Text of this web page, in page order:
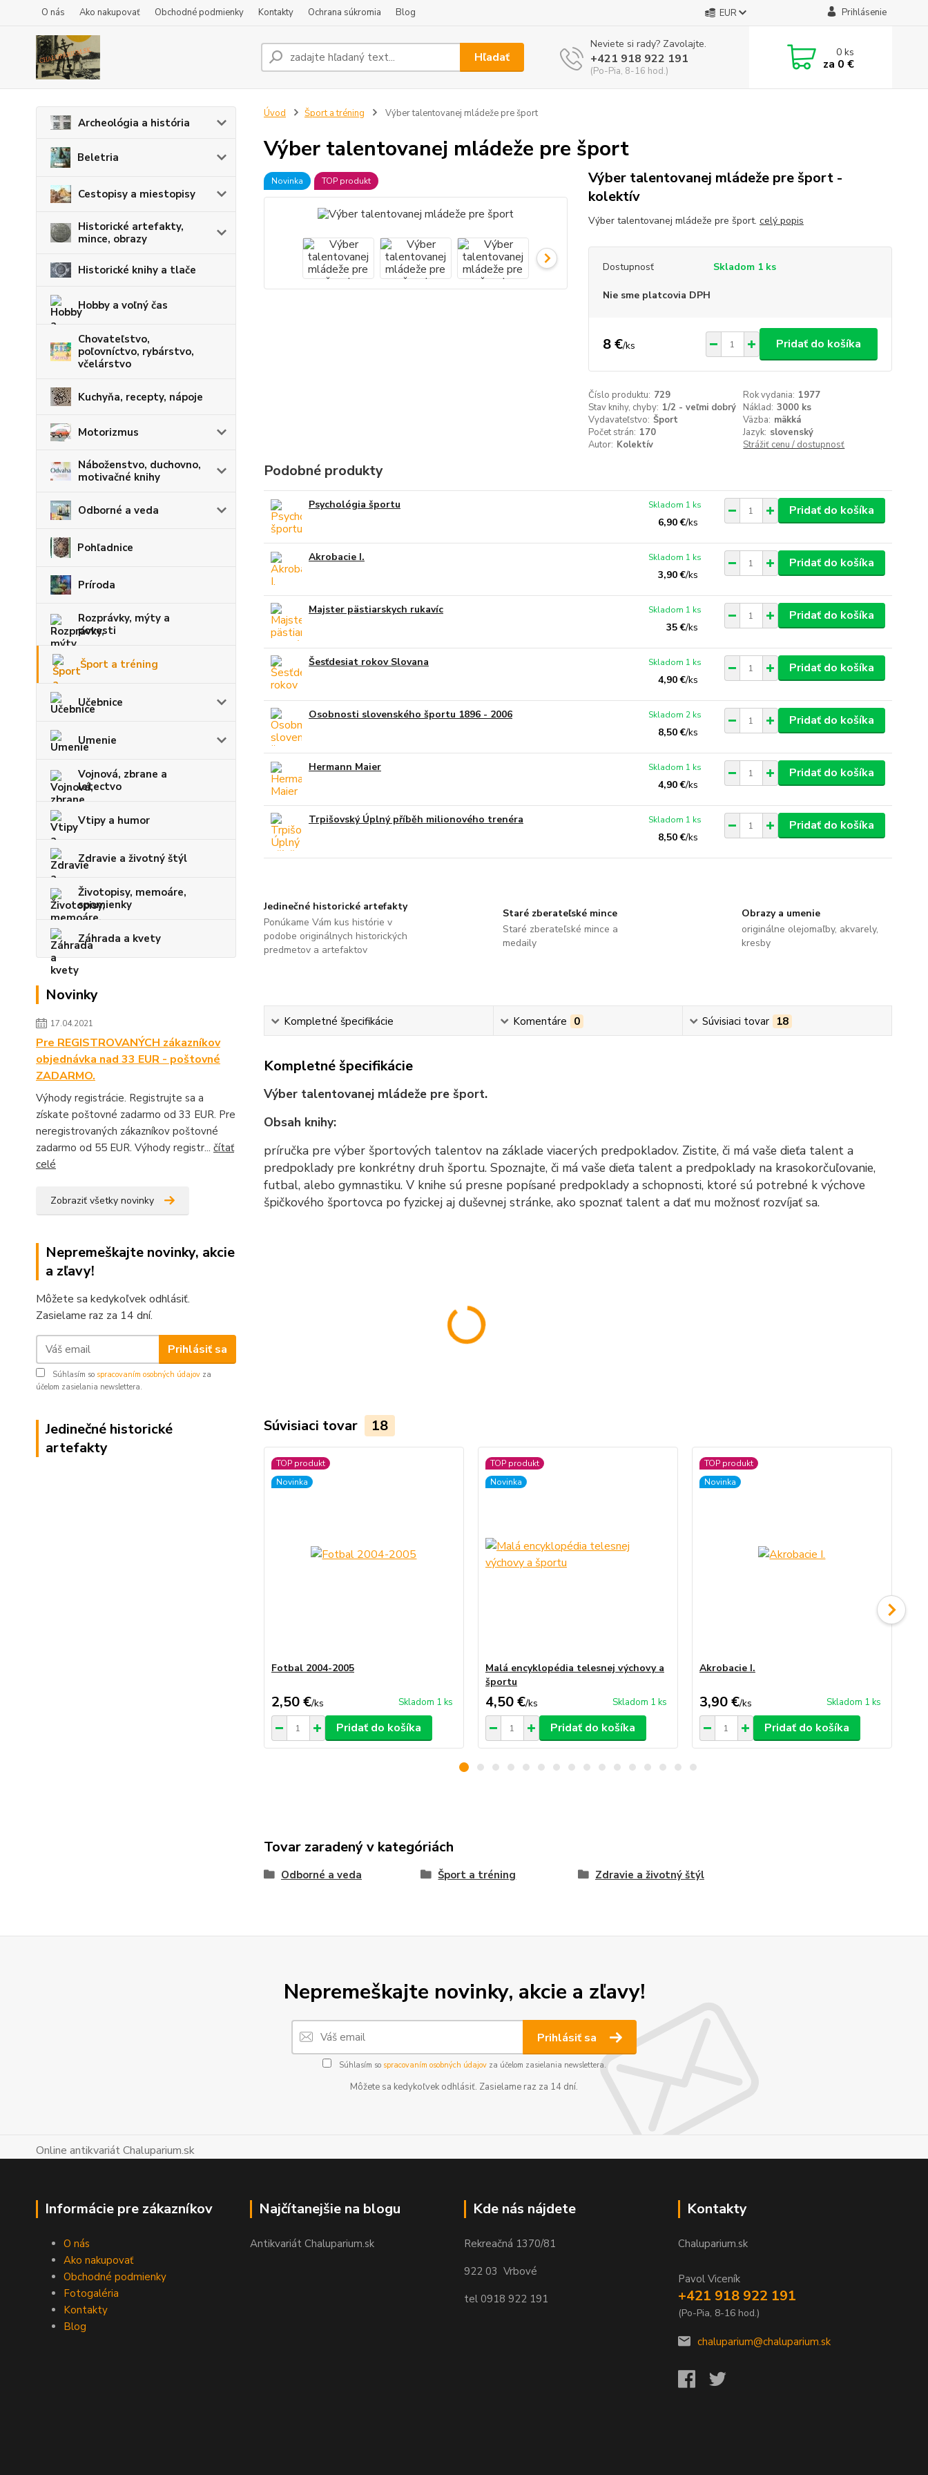
O nás Ako nakupovať Obchodné podmienky Kontakty Ochrana súkromia Blog EUR Prihlásenie
Hľadať
Neviete si rady? Zavolajte.
+421 918 922 191
(Po-Pia, 8-16 hod.)
0ks
za 0 €
Archeológia a história
Beletria
Cestopisy a miestopisy
Historické artefakty,
mince, obrazy
Historické knihy a tlače
Hobby a voľný čas
Chovateľstvo,
poľovníctvo, rybárstvo,
včelárstvo
Kuchyňa, recepty, nápoje
Motorizmus
Náboženstvo, duchovno,
motivačné knihy
Odborné a veda
Pohľadnice
Príroda
Rozprávky, mýty a
povesti
Šport a tréning
Učebnice
Umenie
Vojnová, zbrane a
letectvo
Vtipy a humor
Zdravie a životný štýl
Životopisy, memoáre,
spomienky
Záhrada a kvety
Novinky
17.04.2021
Pre REGISTROVANÝCH zákazníkov
objednávka nad 33 EUR - poštovné
ZADARMO.
Výhody registrácie. Registrujte sa a
získate poštovné zadarmo od 33 EUR. Pre
neregistrovaných zákazníkov poštovné
zadarmo od 55 EUR. Výhody registr... čítať
celé
Zobraziť všetky novinky
Nepremeškajte novinky, akcie
a zľavy!
Môžete sa kedykoľvek odhlásiť.
Zasielame raz za 14 dní.
Prihlásiť sa
Súhlasím so spracovaním osobných údajov za
účelom zasielania newslettera.
Jedinečné historické
artefakty
Úvod Šport a tréning Výber talentovanej mládeže pre šport
Výber talentovanej mládeže pre šport
Novinka TOP produkt
Výber talentovanej mládeže pre šport -
kolektív
Výber talentovanej mládeže pre šport. celý popis
Dostupnosť Skladom 1 ks
Nie sme platcovia DPH
8 €/ks Pridať do košíka
Číslo produktu: 729 Rok vydania: 1977
Stav knihy, chyby: 1/2 - veľmi dobrý Náklad: 3000 ks
Vydavateľstvo: Šport Väzba: mäkká
Počet strán: 170 Jazyk: slovenský
Autor: Kolektív Strážiť cenu / dostupnosť
Podobné produkty
Psychológia športu
6,90 €/ks
Skladom 1 ks Pridať do košíka
Akrobacie I.
3,90 €/ks
Skladom 1 ks Pridať do košíka
Majster pästiarskych rukavíc
35 €/ks
Skladom 1 ks Pridať do košíka
Šesťdesiat rokov Slovana
4,90 €/ks
Skladom 1 ks Pridať do košíka
Osobnosti slovenského športu 1896 - 2006
8,50 €/ks
Skladom 2 ks Pridať do košíka
Hermann Maier
4,90 €/ks
Skladom 1 ks Pridať do košíka
Trpišovský Úplný příběh milionového trenéra
8,50 €/ks
Skladom 1 ks Pridať do košíka
Jedinečné historické artefakty
Ponúkame Vám kus histórie v
podobe originálnych historických
predmetov a artefaktov
Staré zberateľské mince
Staré zberateľské mince a
medaily
Obrazy a umenie
originálne olejomaľby, akvarely,
kresby
Kompletné špecifikácie Komentáre 0 Súvisiaci tovar 18
Kompletné špecifikácie
Výber talentovanej mládeže pre šport.
Obsah knihy:
príručka pre výber športových talentov na základe viacerých predpokladov. Zistite, či má vaše dieťa talent a
predpoklady pre konkrétny druh športu. Spoznajte, či má vaše dieťa talent a predpoklady na krasokorčuľovanie,
futbal, alebo gymnastiku. V knihe sú presne popísané predpoklady a schopnosti, ktoré sú potrebné k výchove
špičkového športovca po fyzickej aj duševnej stránke, ako spoznať talent a dať mu možnosť rozvíjať sa.
Súvisiaci tovar 18
TOP produkt
Novinka
Fotbal 2004-2005
2,50 €/ks Skladom 1 ks
Pridať do košíka
TOP produkt
Novinka
Malá encyklopédia telesnej výchovy a
športu
4,50 €/ks Skladom 1 ks
Pridať do košíka
TOP produkt
Novinka
Akrobacie I.
3,90 €/ks Skladom 1 ks
Pridať do košíka
Tovar zaradený v kategóriách
Odborné a veda Šport a tréning Zdravie a životný štýl
Nepremeškajte novinky, akcie a zľavy!
Prihlásiť sa
Súhlasím so spracovaním osobných údajovza účelom zasielania newslettera.
Môžete sa kedykoľvek odhlásiť. Zasielame raz za 14 dní.
Online antikvariát Chaluparium.sk
Informácie pre zákazníkov
O nás
Ako nakupovať
Obchodné podmienky
Fotogaléria
Kontakty
Blog
Najčítanejšie na blogu
Antikvariát Chaluparium.sk
Kde nás nájdete
Rekreačná 1370/81
922 03 Vrbové
tel 0918 922 191
Kontakty
Chaluparium.sk
Pavol Viceník
+421 918 922 191
(Po-Pia, 8-16 hod.)
chaluparium@chaluparium.sk